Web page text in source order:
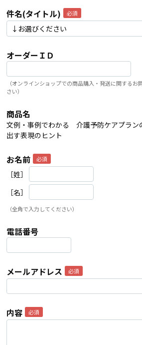
件名(タイトル)
オーダーＩＤ
（オンラインショップでの商品購入・発送に関する
さい）
商品名
文例・事例でわかる 介護予防ケアプラ
出す表現のヒント
お名前
［姓］
［名］
（全角で入力してください）
電話番号
メールアドレス
内容